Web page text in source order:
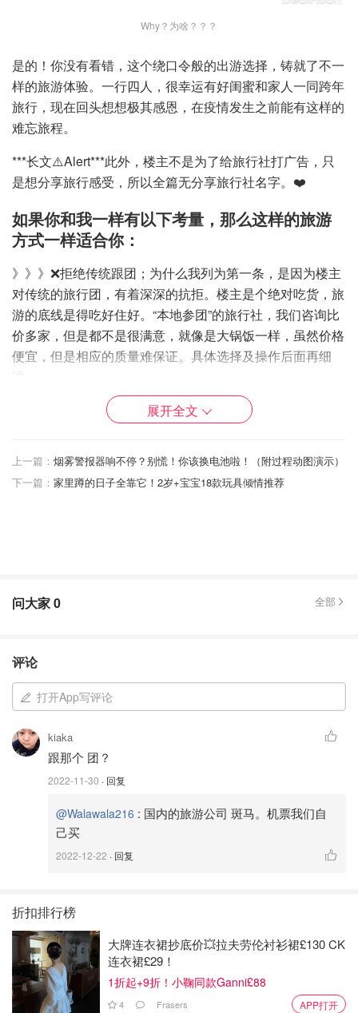
Why？为啥？？？
是的！你没有看错，这个绕口令般的出游选择，铸就了不一
样的旅游体验。一行四人，很幸运有好闺蜜和家人一同跨年
旅行，现在回头想想极其感恩，在疫情发生之前能有这样的
难忘旅程。
***长文⚠️Alert***此外，楼主不是为了给旅行社打广告，只
是想分享旅行感受，所以全篇无分享旅行社名字。❤️
如果你和我一样有以下考量，那么这样的旅游
方式一样适合你：
》》》❌拒绝传统跟团；为什么我列为第一条，是因为楼主
对传统的旅行团，有着深深的抗拒。楼主是个绝对吃货，旅
游的底线是得吃好住好。“本地参团”的旅行社，我们咨询比
价多家，但是都不是很满意，就像是大锅饭一样，虽然价格
便宜，但是相应的质量难保证。具体选择及操作后面再细
讲。
》》》👋甩手掌柜型；实在是不想做攻略，尤其是在以英语
%#<¥...想想就脑壳疼。
》》》🚗对车技无自信族；虽然一行四人皆有美国驾照，但
》》》👨‍🦳👵需要被照顾群体；因为父母同行，需要给予他
出团哪家强？🧳☀️✈️
在挑选及最终确认旅行社整体过程耗时良多，更是深入调查
货比三家。总结发现了些规律，分享大家：
1. 当地旅行社出团属于价格最优，基本都是传统路线。但要
注意三不管，除了早饭之外，午晚饭都需要自己解决，酒店
基本三星标配，极难找到四星及五星。
2. 当地定制团，我们人数少（4人），费用平均到我们每个
人身上成本太高，不划算，而且我们希望西葡两国皆游览，
所以导游/司机叠加费用出奇高。
团，实在是让我们一顿好找，最后在仅有的几家中敲定了费
用较高的轻奢旅。
展开全文
上一篇： 烟雾警报器响不停？别慌！你该换电池啦！（附过程动图演示）
下一篇： 家里蹲的日子全靠它！2岁+宝宝18款玩具倾情推荐
问大家0 全部
评论
打开App写评论
kiaka
跟那个 团？
2022-11-30 · 回复
@Walawala216 : 国内的旅游公司 斑马。机票我们自
己买
2022-12-22 · 回复
折扣排行榜
大牌连衣裙抄底价💥拉夫劳伦衬衫裙£130 CK
连衣裙£29！
1折起+9折！小鞠同款Ganni£88
4 Frasers APP打开